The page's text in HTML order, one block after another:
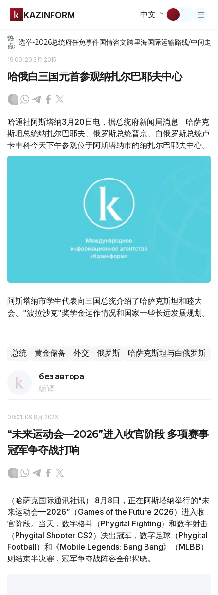
KAZINFORM 中文
热
点: 选举-2026总统府任免事件国情咨文跨里海国际运输路线/中间走廊
19:00, 20 3月 2015
哈俄白三国元首参观纳扎尔巴耶夫中心
哈通社阿斯塔纳3月20日电，据总统府新闻局消息，哈萨克
斯坦总统纳扎尔巴耶夫、俄罗斯总统普京、白俄罗斯总统卢
卡申科今天下午参观位于阿斯塔纳市的纳扎尔巴耶夫中心。
阿斯塔纳市学生代表向三国总统介绍了哈萨克斯坦和睦大
会、"波拉沙克"奖学金运作情况和国家一些长远发展规划。
总统 黄金储备 外交 俄罗斯 哈萨克斯坦与白俄罗斯
без автора
编译
08:01, 09 8月 2026
“未来运动会—2026”进入收官阶段 多项赛事
冠军争夺战打响
（哈萨克国际通讯社讯） 8月8日，正在阿斯塔纳举行的“未
来运动会—2026”（Games of the Future 2026）进入收
官阶段。当天，数字格斗（Phygital Fighting）和数字射击
（Phygital Shooter CS2）决出冠军，数字足球（Phygital
Football）和《Mobile Legends: Bang Bang》（MLBB）
则结束半决赛，冠军争夺战阵容全部揭晓。